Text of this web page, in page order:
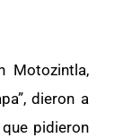
Motozintla,
dieron a
pidieron